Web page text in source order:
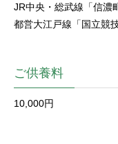
JR中央・総武線「信濃
都営大江戸線「国立競
ご供養料
10,000円